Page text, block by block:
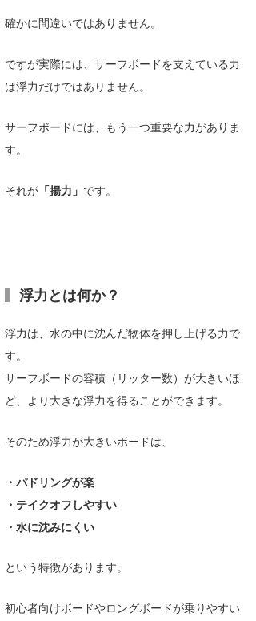
確かに間違いではありません。
ですが実際には、サーフボードを支えている力
は浮力だけではありません。
サーフボードには、もう一つ重要な力がありま
す。
それが 「揚力」 です。
浮力とは何か？
浮力は、水の中に沈んだ物体を押し上げる力で
す。
サーフボードの容積（リッター数）が大きいほ
ど、より大きな浮力を得ることができます。
そのため浮力が大きいボードは、
・パドリングが楽
・テイクオフしやすい
・水に沈みにくい
という特徴があります。
初心者向けボードやロングボードが乗りやすい
ライター/寄稿メディア
DELTA FORCE SURF
CBA Films
メディア
進士剛光
田原啓江
NOBUFUKU
大野”MAR”修聖
Aichan
chan-U
G◎Da
H
KOBU
KY
MIN